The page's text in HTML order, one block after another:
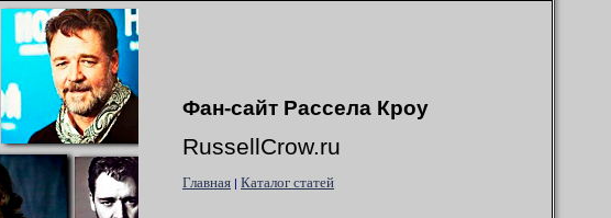
Фан-сайт Рассела Кроу
RussellCrow.ru
Главная | Каталог статей